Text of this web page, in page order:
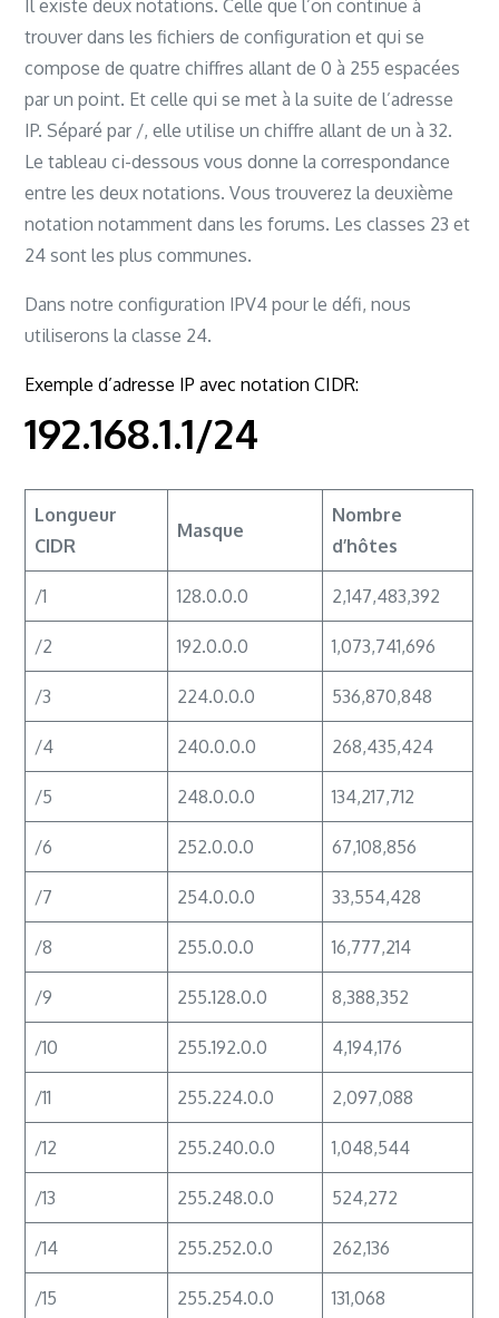
Il existe deux notations. Celle que l’on continue à
trouver dans les fichiers de configuration et qui se
compose de quatre chiffres allant de 0 à 255 espacées
par un point. Et celle qui se met à la suite de l’adresse
IP. Séparé par /, elle utilise un chiffre allant de un à 32.
Le tableau ci-dessous vous donne la correspondance
entre les deux notations. Vous trouverez la deuxième
notation notamment dans les forums. Les classes 23 et
24 sont les plus communes.
Dans notre configuration IPV4 pour le défi, nous
utiliserons la classe 24.
Exemple d’adresse IP avec notation CIDR:
192.168.1.1/24
Longueur
CIDR
Masque
Nombre
d’hôtes
/1 128.0.0.0 2,147,483,392
/2 192.0.0.0 1,073,741,696
/3 224.0.0.0 536,870,848
/4 240.0.0.0 268,435,424
/5 248.0.0.0 134,217,712
/6 252.0.0.0 67,108,856
/7 254.0.0.0 33,554,428
/8 255.0.0.0 16,777,214
/9 255.128.0.0 8,388,352
/10 255.192.0.0 4,194,176
/11 255.224.0.0 2,097,088
/12 255.240.0.0 1,048,544
/13 255.248.0.0 524,272
/14 255.252.0.0 262,136
/15 255.254.0.0 131,068